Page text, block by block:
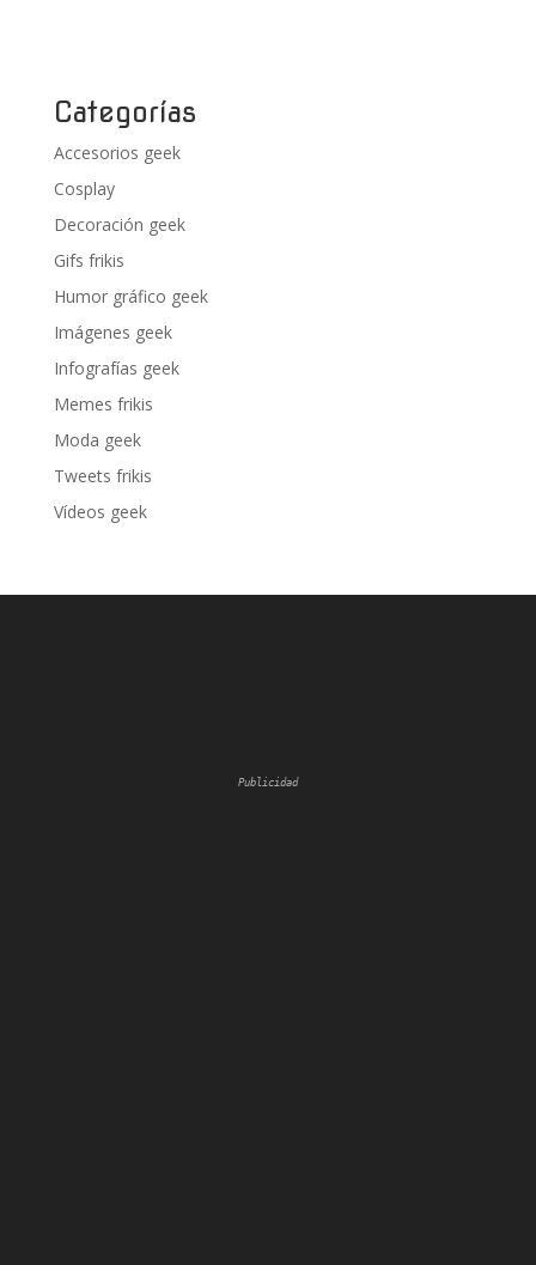
Categorías
Accesorios geek
Cosplay
Decoración geek
Gifs frikis
Humor gráfico geek
Imágenes geek
Infografías geek
Memes frikis
Moda geek
Tweets frikis
Vídeos geek
Publicidad